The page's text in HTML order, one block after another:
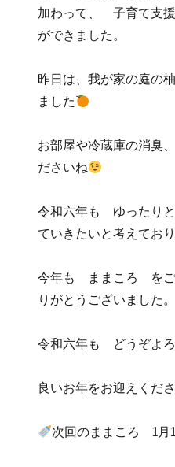
加わって、 子育て支
ができました。
昨日は、我が家の庭の
ました
お部屋や冷蔵庫の消臭
ださいね
令和六年も ゆったり
ていきたいと考えてお
今年も ままころ をご
りがとうございました。
令和六年も どうぞよろ
良いお年をお迎えくだ
次回のままころ 1月